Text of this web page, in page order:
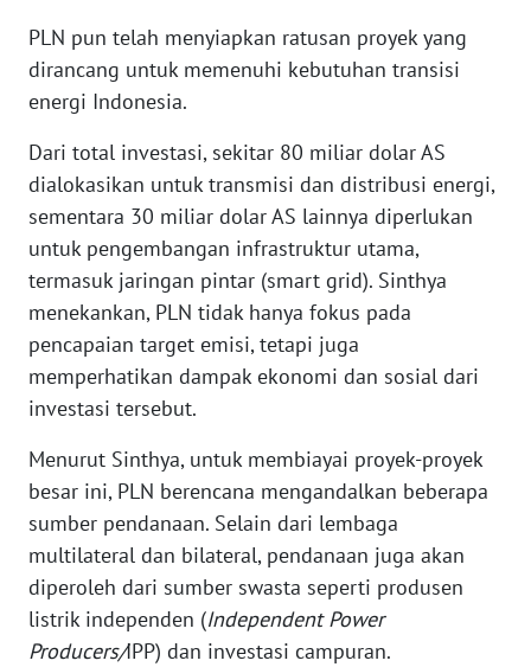
PLN pun telah menyiapkan ratusan proyek yang
dirancang untuk memenuhi kebutuhan transisi
energi Indonesia.
Dari total investasi, sekitar 80 miliar dolar AS
dialokasikan untuk transmisi dan distribusi energi,
sementara 30 miliar dolar AS lainnya diperlukan
untuk pengembangan infrastruktur utama,
termasuk jaringan pintar (smart grid). Sinthya
menekankan, PLN tidak hanya fokus pada
pencapaian target emisi, tetapi juga
memperhatikan dampak ekonomi dan sosial dari
investasi tersebut.
Menurut Sinthya, untuk membiayai proyek-proyek
besar ini, PLN berencana mengandalkan beberapa
sumber pendanaan. Selain dari lembaga
multilateral dan bilateral, pendanaan juga akan
diperoleh dari sumber swasta seperti produsen
listrik independen (Independent Power
Producers/IPP) dan investasi campuran.
LAMPUNG
WN
WN
NUSANTARA
WN
JOGJA
WN
WN
BALI
WN
KALTENG